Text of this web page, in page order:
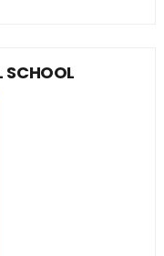
SCHOOL